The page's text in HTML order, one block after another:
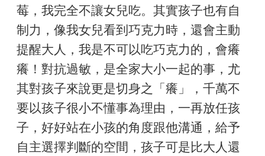
莓，我完全不讓女兒吃。其實孩子也有自
制力，像我女兒看到巧克力時，還會主動
提醒大人，我是不可以吃巧克力的，會癢
癢！對抗過敏，是全家大小一起的事，尤
其對孩子來說更是切身之「癢」，千萬不
要以孩子很小不懂事為理由，一再放任孩
子，好好站在小孩的角度跟他溝通，給予
自主選擇判斷的空間，孩子可是比大人還